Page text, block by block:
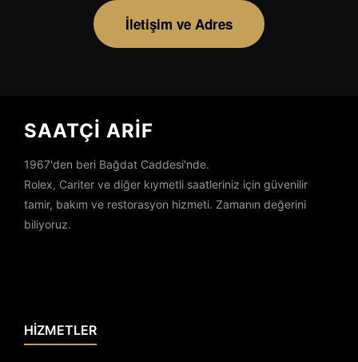
İletişim ve Adres
SAATÇİ ARİF
1967'den beri Bağdat Caddesi'nde.
Rolex, Cariter ve diğer kıymetli saatleriniz için güvenilir
tamir, bakım ve restorasyon hizmeti. Zamanın değerini
biliyoruz.
HİZMETLER